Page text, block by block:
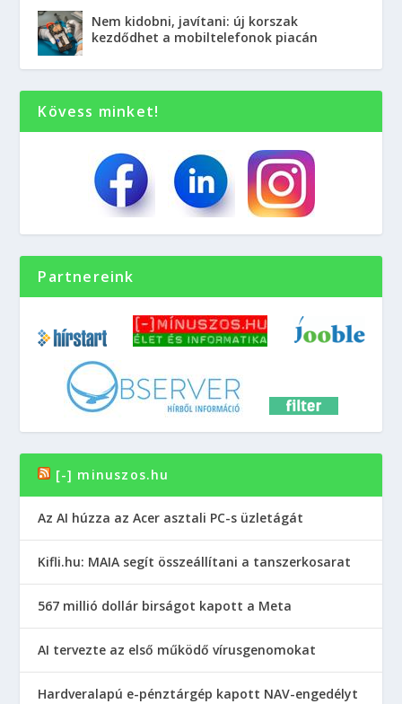
Nem kidobni, javítani: új korszak
kezdődhet a mobiltelefonok piacán
Kövess minket!
Partnereink
[-] minuszos.hu
Az AI húzza az Acer asztali PC-s üzletágát
Kifli.hu: MAIA segít összeállítani a tanszerkosarat
567 millió dollár birságot kapott a Meta
AI tervezte az első működő vírusgenomokat
Hardveralapú e-pénztárgép kapott NAV-engedélyt